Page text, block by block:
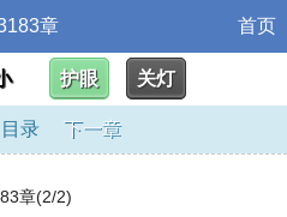
章 首页
护眼 关灯
目录 下一章
章(2/2)